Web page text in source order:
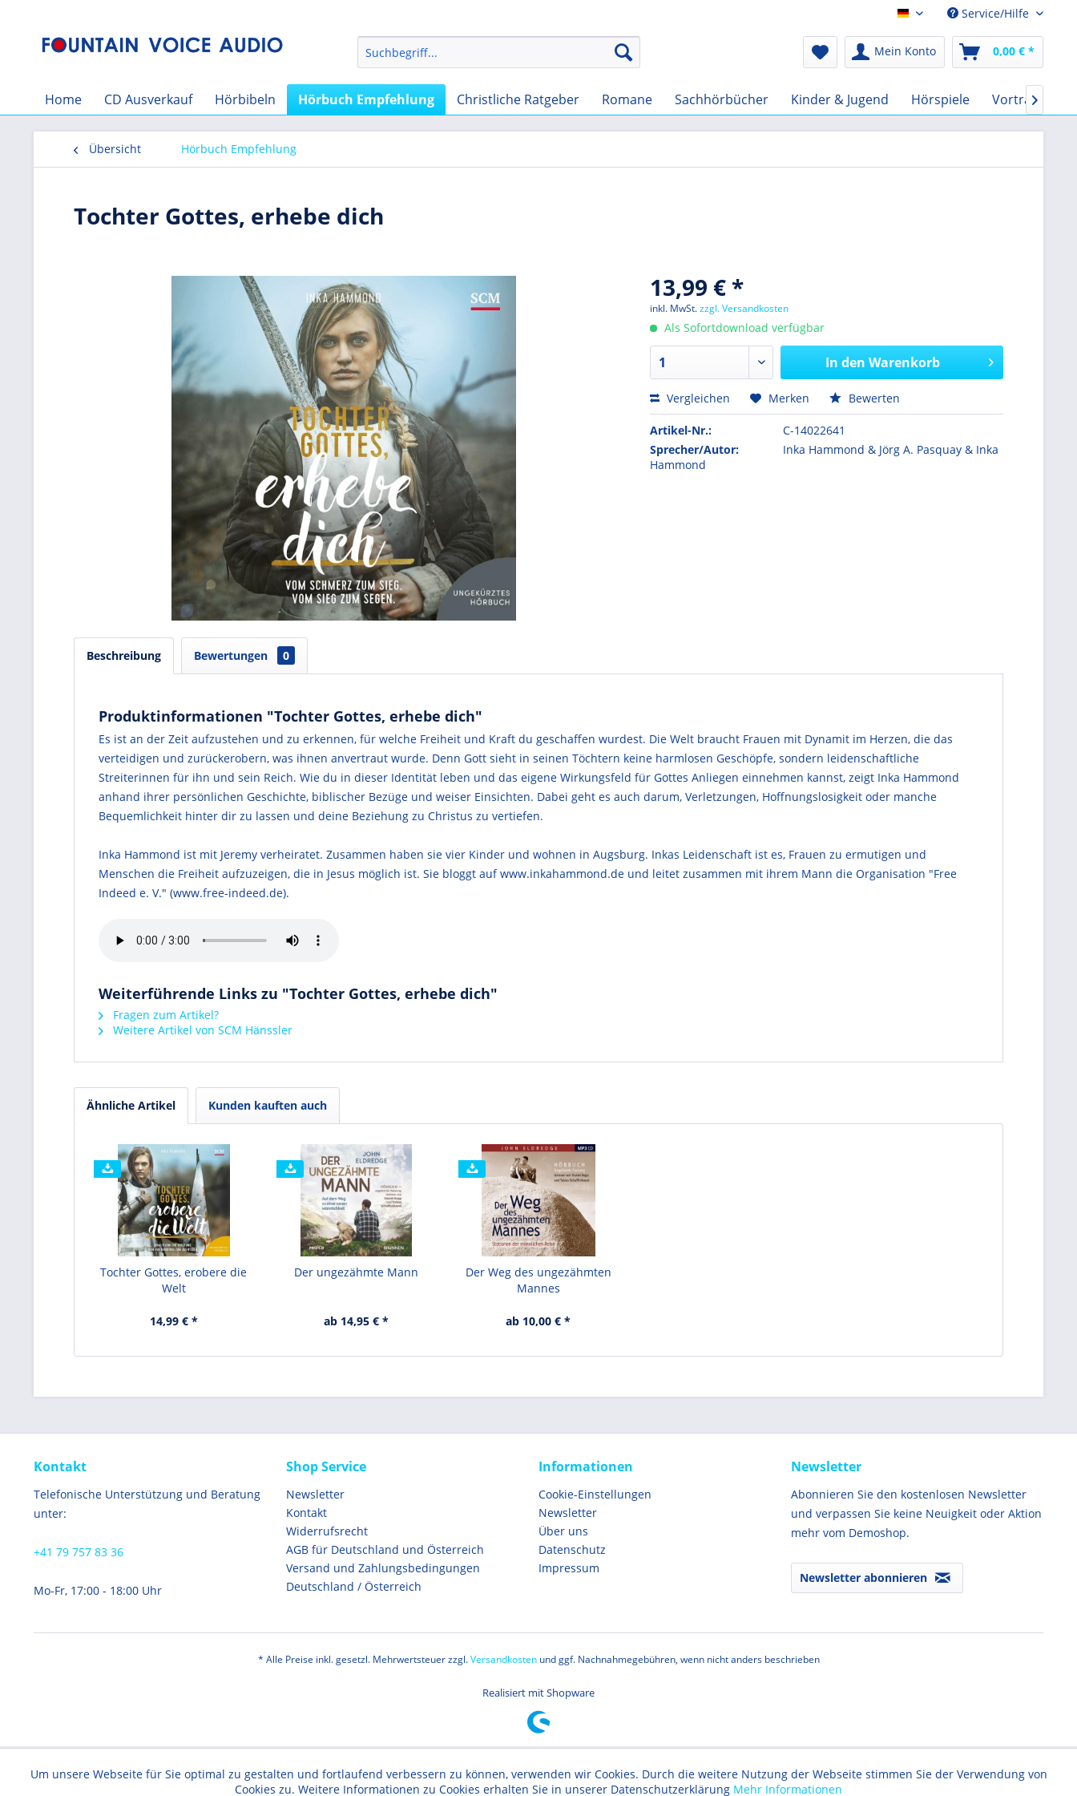
Audio-Book EURService/Hilfe
Mein Konto 0,00 € *
Home CD Ausverkauf Hörbibeln Hörbuch Empfehlung Christliche Ratgeber Romane Sachhörbücher Kinder & Jugend Hörspiele Vorträge

Übersicht Hörbuch Empfehlung
Tochter Gottes, erhebe dich
13,99 € *
inkl. MwSt.zzgl. Versandkosten
Als Sofortdownload verfügbar
In den Warenkorb
Vergleichen Merken Bewerten
Artikel-Nr.:
C-14022641
Sprecher/Autor:
Inka Hammond & Jörg A. Pasquay & Inka
Hammond
Beschreibung Bewertungen 0
Produktinformationen "Tochter Gottes, erhebe dich"
Es ist an der Zeit aufzustehen und zu erkennen, für welche Freiheit und Kraft du geschaffen wurdest. Die Welt braucht Frauen mit Dynamit im Herzen, die das
verteidigen und zurückerobern, was ihnen anvertraut wurde. Denn Gott sieht in seinen Töchtern keine harmlosen Geschöpfe, sondern leidenschaftliche
Streiterinnen für ihn und sein Reich. Wie du in dieser Identität leben und das eigene Wirkungsfeld für Gottes Anliegen einnehmen kannst, zeigt Inka Hammond
anhand ihrer persönlichen Geschichte, biblischer Bezüge und weiser Einsichten. Dabei geht es auch darum, Verletzungen, Hoffnungslosigkeit oder manche
Bequemlichkeit hinter dir zu lassen und deine Beziehung zu Christus zu vertiefen.
Inka Hammond ist mit Jeremy verheiratet. Zusammen haben sie vier Kinder und wohnen in Augsburg. Inkas Leidenschaft ist es, Frauen zu ermutigen und
Menschen die Freiheit aufzuzeigen, die in Jesus möglich ist. Sie bloggt auf www.inkahammond.de und leitet zusammen mit ihrem Mann die Organisation "Free
Indeed e. V." (www.free-indeed.de).
Weiterführende Links zu "Tochter Gottes, erhebe dich"
Fragen zum Artikel?
Weitere Artikel von SCM Hänssler
Ähnliche Artikel Kunden kauften auch
Tochter Gottes, erobere die
Welt
14,99 € *
Der ungezähmte Mann
ab 14,95 € *
Der Weg des ungezähmten
Mannes
ab 10,00 € *
Kontakt
Telefonische Unterstützung und Beratung
unter:
+41 79 757 83 36
Mo-Fr, 17:00 - 18:00 Uhr
Shop Service
Newsletter
Kontakt
Widerrufsrecht
AGB für Deutschland und Österreich
Versand und Zahlungsbedingungen
Deutschland / Österreich
Informationen
Cookie-Einstellungen
Newsletter
Über uns
Datenschutz
Impressum
Newsletter
Abonnieren Sie den kostenlosen Newsletter
und verpassen Sie keine Neuigkeit oder Aktion
mehr vom Demoshop.
Newsletter abonnieren
* Alle Preise inkl. gesetzl. Mehrwertsteuer zzgl.Versandkostenund ggf. Nachnahmegebühren, wenn nicht anders beschrieben
Realisiert mit Shopware
Um unsere Webseite für Sie optimal zu gestalten und fortlaufend verbessern zu können, verwenden wir Cookies. Durch die weitere Nutzung der Webseite stimmen Sie der Verwendung von
Cookies zu. Weitere Informationen zu Cookies erhalten Sie in unserer Datenschutzerklärung Mehr Informationen